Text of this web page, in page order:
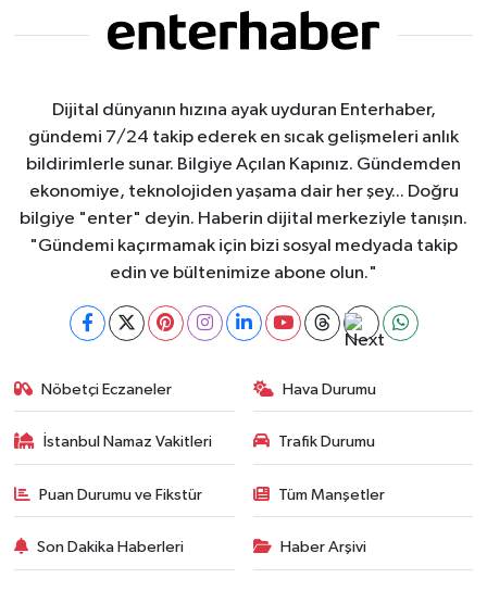
Dijital dünyanın hızına ayak uyduran Enterhaber,
gündemi 7/24 takip ederek en sıcak gelişmeleri anlık
bildirimlerle sunar. Bilgiye Açılan Kapınız. Gündemden
ekonomiye, teknolojiden yaşama dair her şey... Doğru
bilgiye "enter" deyin. Haberin dijital merkeziyle tanışın.
"Gündemi kaçırmamak için bizi sosyal medyada takip
edin ve bültenimize abone olun."
Nöbetçi Eczaneler Hava Durumu
İstanbul Namaz Vakitleri Trafik Durumu
Puan Durumu ve Fikstür Tüm Manşetler
Son Dakika Haberleri Haber Arşivi